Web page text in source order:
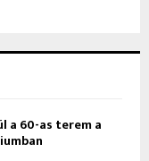
a 60-as terem a